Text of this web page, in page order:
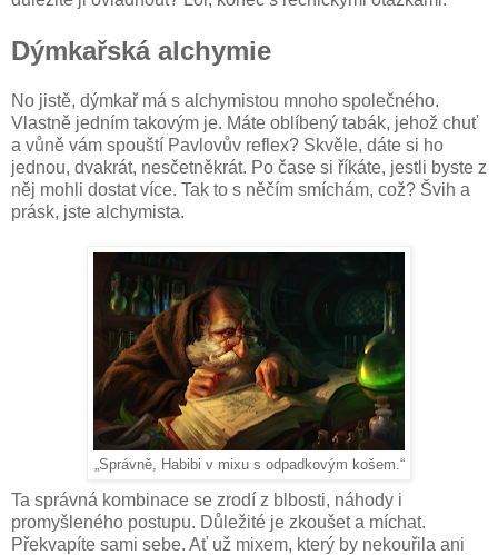
Dýmkařská alchymie
No jistě, dýmkař má s alchymistou mnoho společného.
Vlastně jedním takovým je. Máte oblíbený tabák, jehož chuť
a vůně vám spouští Pavlovův reflex? Skvěle, dáte si ho
jednou, dvakrát, nesčetněkrát. Po čase si říkáte, jestli byste z
něj mohli dostat více. Tak to s něčím smíchám, což? Švih a
prásk, jste alchymista.
„Správně, Habibi v mixu s odpadkovým košem.“
Ta správná kombinace se zrodí z blbosti, náhody i
promyšleného postupu. Důležité je zkoušet a míchat.
Překvapíte sami sebe. Ať už mixem, který by nekouřila ani